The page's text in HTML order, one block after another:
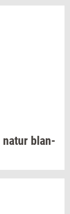
natur blan­